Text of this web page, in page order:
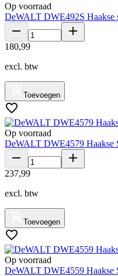
Op voorraad
DeWALT DWE492S Haakse
180,99
excl. btw
Toevoegen
Op voorraad
DeWALT DWE4579 Haakse
237,99
excl. btw
Toevoegen
Op voorraad
DeWALT DWE4559 Haakse